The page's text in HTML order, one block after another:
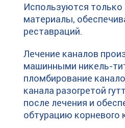
Используются
материалы,
реставраций.
Лечение каналов
машинными никель-
пломбирование
канала разогретой
после лечения и
обтурацию корневого